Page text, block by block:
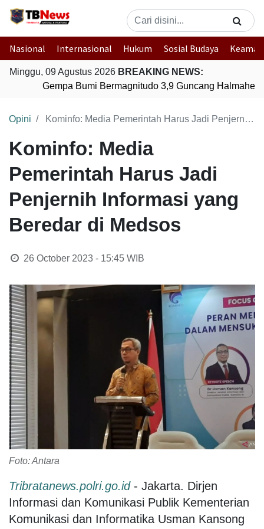
Nasional Internasional Hukum Sosial Budaya
Minggu, 09 Agustus 2026 BREAKING NEWS:
Gempa Bumi Bermagnitudo 3,9 Guncang Halmahera
Opini Kominfo: Media Pemerintah Harus Jadi Penjernih Informasi yang Beredar di Medsos
Kominfo: Media
Pemerintah Harus Jadi
Penjernih Informasi yang
Beredar di Medsos
26 October 2023 - 15:45WIB
Foto: Antara
Tribratanews.polri.go.id- Jakarta. Dirjen
Informasi dan Komunikasi Publik Kementerian
Komunikasi dan Informatika Usman Kansong